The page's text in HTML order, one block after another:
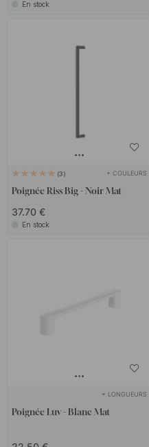
En stock
3 + COULEURS
Poignée Riss Big - Noir Mat
37.70 €
En stock
+ LONGUEURS
Poignée Luv - Blanc Mat